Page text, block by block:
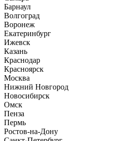
Барнаул
Волгоград
Воронеж
Екатеринбург
Ижевск
Казань
Краснодар
Красноярск
Москва
Нижний Новгород
Новосибирск
Омск
Пенза
Пермь
Ростов-на-Дону